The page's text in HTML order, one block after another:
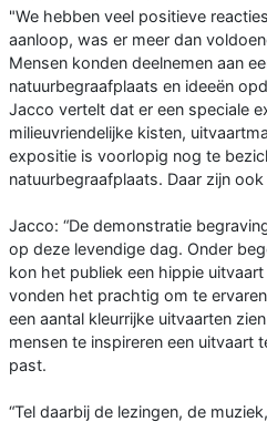
"We hebben veel positieve
aanloop, was er meer dan
Mensen konden deelnemen aan
natuurbegraafplaats en ideeën
Jacco vertelt dat er een speciale
milieuvriendelijke kisten,
expositie is voorlopig nog te
natuurbegraafplaats. Daar zijn
Jacco: “De demonstratie
op deze levendige dag. Onder
kon het publiek een hippie
vonden het prachtig om te
een aantal kleurrijke uitvaarten
mensen te inspireren een uitvaart
past.
“Tel daarbij de lezingen, de